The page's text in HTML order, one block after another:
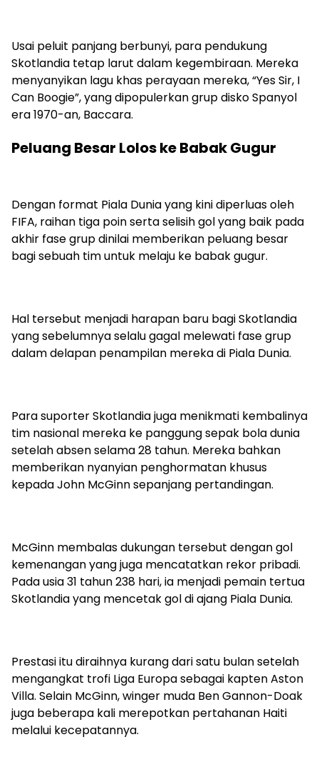
Usai peluit panjang berbunyi, para pendukung
Skotlandia tetap larut dalam kegembiraan. Mereka
menyanyikan lagu khas perayaan mereka, “Yes Sir, I
Can Boogie”, yang dipopulerkan grup disko Spanyol
era 1970-an, Baccara.
Peluang Besar Lolos ke Babak Gugur
Dengan format Piala Dunia yang kini diperluas oleh
FIFA, raihan tiga poin serta selisih gol yang baik pada
akhir fase grup dinilai memberikan peluang besar
bagi sebuah tim untuk melaju ke babak gugur.
Hal tersebut menjadi harapan baru bagi Skotlandia
yang sebelumnya selalu gagal melewati fase grup
dalam delapan penampilan mereka di Piala Dunia.
Para suporter Skotlandia juga menikmati kembalinya
tim nasional mereka ke panggung sepak bola dunia
setelah absen selama 28 tahun. Mereka bahkan
memberikan nyanyian penghormatan khusus
kepada John McGinn sepanjang pertandingan.
McGinn membalas dukungan tersebut dengan gol
kemenangan yang juga mencatatkan rekor pribadi.
Pada usia 31 tahun 238 hari, ia menjadi pemain tertua
Skotlandia yang mencetak gol di ajang Piala Dunia.
Prestasi itu diraihnya kurang dari satu bulan setelah
mengangkat trofi Liga Europa sebagai kapten Aston
Villa. Selain McGinn, winger muda Ben Gannon-Doak
juga beberapa kali merepotkan pertahanan Haiti
melalui kecepatannya.